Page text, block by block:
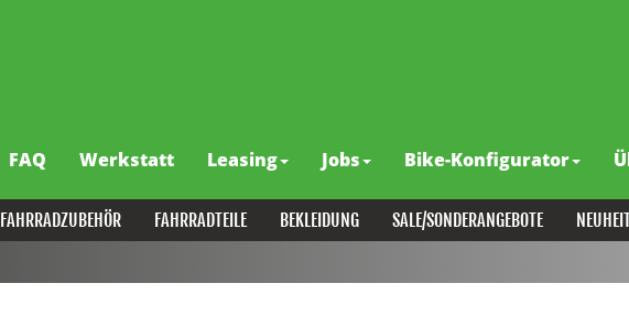
FAQ Werkstatt Leasing Jobs Bike-Konfigurator
FAHRRADZUBEHÖR FAHRRADTEILE BEKLEIDUNG SALE/SONDERANGEBOTE